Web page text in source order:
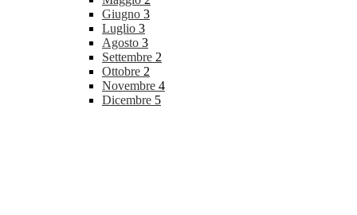
Giugno 3
Luglio 3
Agosto 3
Settembre 2
Ottobre 2
Novembre 4
Dicembre 5